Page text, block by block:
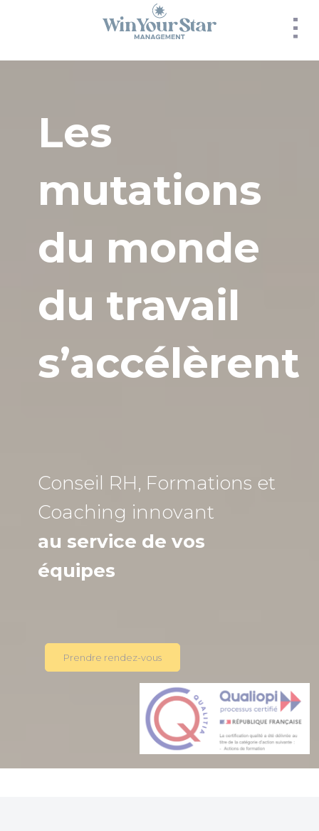
Les
mutations
du monde
du travail
s’accélèrent
Conseil RH, Formations et
Coaching innovant
au service de vos
équipes
Prendre rendez-vous